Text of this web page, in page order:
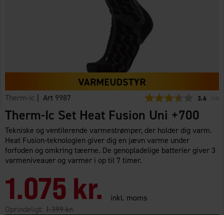
Therm-ic | Art 9987 3.6 16
Therm-Ic Set Heat Fusion Uni +700
Tekniske og ventilerende varmestrømper, der holder dig varm.
Heat Fusion-teknologien giver dig en jævn varme under
forfoden og omkring tæerne. De genopladelige batterier giver 3
varmeniveauer og varmer i op til 7 timer.
1.075 kr.
inkl. moms
Oprindeligt: 1.399 kr.